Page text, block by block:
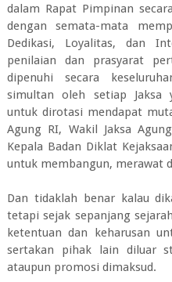
dalam Rapat Pimpinan
dengan semata-mata
Dedikasi, Loyalitas, dan
penilaian dan prasyarat
dipenuhi secara
simultan oleh setiap Jaksa
untuk dirotasi mendapat
Agung RI, Wakil Jaksa
Kepala Badan Diklat
untuk membangun, merawat
Dan tidaklah benar kalau
tetapi sejak sepanjang
ketentuan dan keharusan
sertakan pihak lain diluar
ataupun promosi dimaksud.